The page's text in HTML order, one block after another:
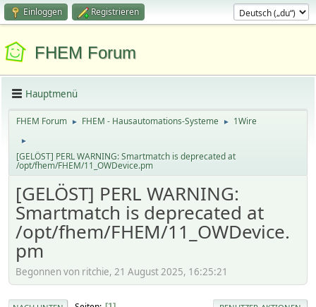
Einloggen Registrieren
FHEM Forum
Hauptmenü
FHEM Forum ► FHEM - Hausautomations-Systeme ► 1Wire
►
[GELÖST] PERL WARNING: Smartmatch is deprecated at
/opt/fhem/FHEM/11_OWDevice.pm
[GELÖST] PERL WARNING:
Smartmatch is deprecated at
/opt/fhem/FHEM/11_OWDevice.
pm
Begonnen von ritchie, 21 August 2025, 16:25:21